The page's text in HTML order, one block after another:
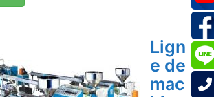
Lign
e de
mac